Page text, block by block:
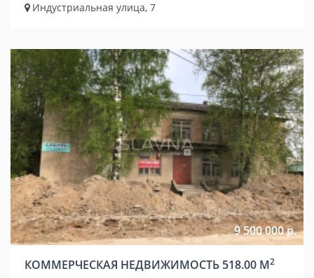
Индустриальная улица, 7
9 500 000 р.
КОММЕРЧЕСКАЯ НЕДВИЖИМОСТЬ 518.00 М2